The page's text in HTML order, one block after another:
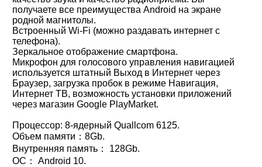
получаете все преимущества Android на экране
родной магнитолы.
Встроенный Wi-Fi (можно раздавать интернет с
телефона).
Зеркальное отображение смартфона.
Микрофон для голосового управления навигацией
используется штатный Выход в Интернет через
Браузер, загрузка пробок в режиме Навигация,
Интернет ТВ, возможность установки приложений
через магазин Google PlayMarket.
Процессор: 8-ядерный Quallcom 6125.
Объем памяти：8Gb.
Внутренняя память： 128Gb.
ОС： Android 10.